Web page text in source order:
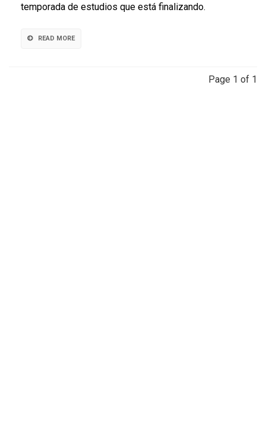
INIA
temporada de estudios que está finalizando.
READ MORE
Page 1 of 1